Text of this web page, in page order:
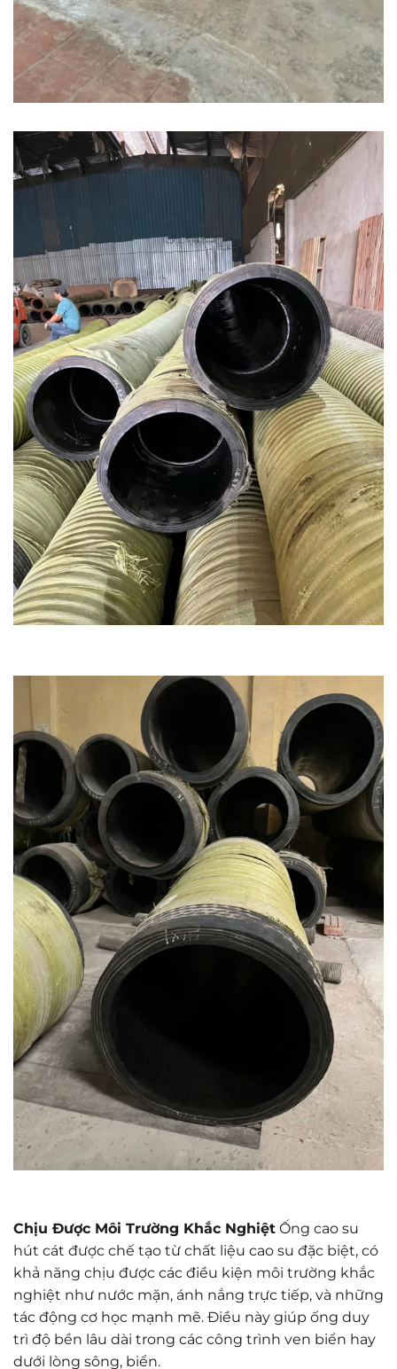
Chịu Được Môi Trường Khắc Nghiệt Ống cao su
hút cát được chế tạo từ chất liệu cao su đặc biệt, có
khả năng chịu được các điều kiện môi trường khắc
nghiệt như nước mặn, ánh nắng trực tiếp, và những
tác động cơ học mạnh mẽ. Điều này giúp ống duy
trì độ bền lâu dài trong các công trình ven biển hay
dưới lòng sông, biển.